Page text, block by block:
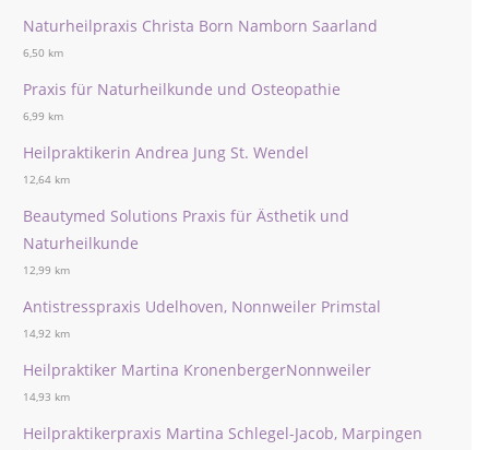
Naturheilpraxis Christa Born Namborn Saarland
6,50 km
Praxis für Naturheilkunde und Osteopathie
6,99 km
Heilpraktikerin Andrea Jung St. Wendel
12,64 km
Beautymed Solutions Praxis für Ästhetik und
Naturheilkunde
12,99 km
Antistresspraxis Udelhoven, Nonnweiler Primstal
14,92 km
Heilpraktiker Martina KronenbergerNonnweiler
14,93 km
Heilpraktikerpraxis Martina Schlegel-Jacob, Marpingen